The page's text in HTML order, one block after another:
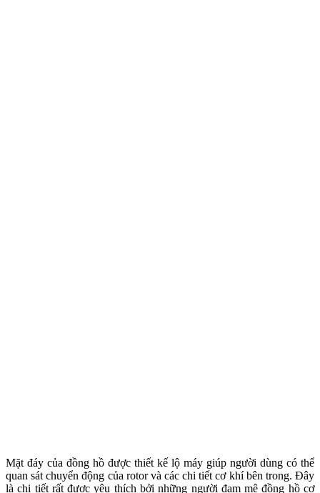
Mặt đáy của đồng hồ được thiết kế lộ máy giúp người dùng có thể
quan sát chuyển động của rotor và các chi tiết cơ khí bên trong. Đây
là chi tiết rất được yêu thích bởi những người đam mê đồng hồ cơ